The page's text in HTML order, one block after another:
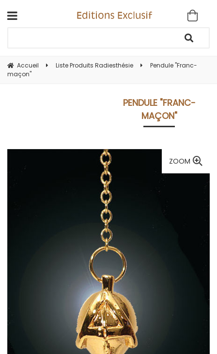
Accueil Liste Produits Radiesthésie
Pendule "Franc-
maçon"
PENDULE "FRANC-
MAÇON"
ZOOM